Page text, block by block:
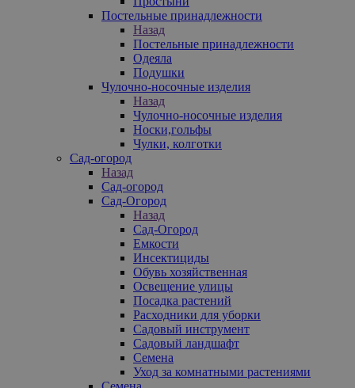
Постельные принадлежности
Назад
Постельные принадлежности
Одеяла
Подушки
Чулочно-носочные изделия
Назад
Чулочно-носочные изделия
Носки,гольфы
Чулки, колготки
Сад-огород
Назад
Сад-огород
Сад-Огород
Назад
Сад-Огород
Емкости
Инсектициды
Обувь хозяйственная
Освещение улицы
Посадка растений
Расходники для уборки
Садовый инструмент
Садовый ландшафт
Семена
Уход за комнатными растениями